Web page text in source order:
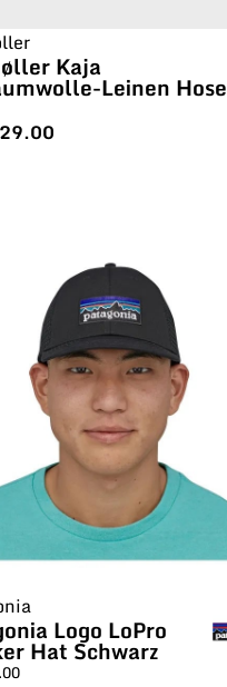
Kaja
Leinen Hose
Logo LoPro
Hat Schwarz